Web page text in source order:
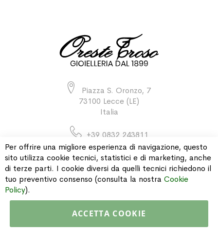
Piazza S. Oronzo, 7
73100 Lecce (LE)
Italia
+39 0832 243811
INFORMAZIONI
Per offrire una migliore esperienza di navigazione, questo
sito utilizza cookie tecnici, statistici e di marketing, anche
di terze parti. I cookie diversi da quelli tecnici richiedono il
tuo preventivo consenso (consulta la nostra Cookie
Policy).
ACCETTA COOKIE